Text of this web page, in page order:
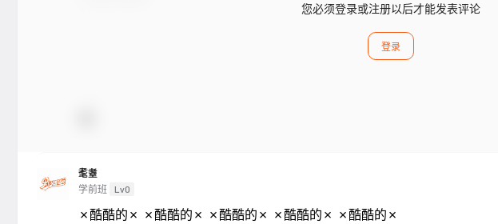
您必须登录或注册以后才能发表评论
登录
耄耋
学前班 Lv0
✗酷酷的✗ ✗酷酷的✗ ✗酷酷的✗ ✗酷酷的✗ ✗酷酷的✗